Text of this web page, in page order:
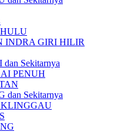
INDRA GIRI HILIR
Sekitarnya
PENUH
dan Sekitarnya